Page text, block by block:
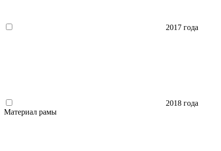
2017 года
2018 года
Материал рамы